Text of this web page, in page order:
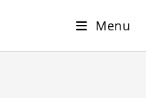
Menu